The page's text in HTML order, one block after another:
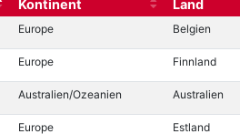
Kontinent Land
Europe Belgien
Europe Finnland
Australien/Ozeanien Australien
Europe Estland